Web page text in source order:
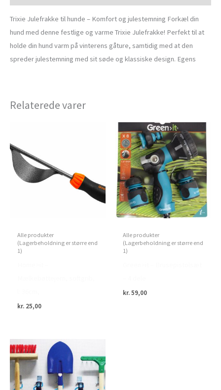
Trixie Julefrakke til hunde – Komfort og julestemning Forkæl din
hund med denne festlige og varme Trixie Julefrakke! Perfekt til at
holde din hund varm på vinterens gåture, samtidig med at den
spreder julestemning med sit søde og klassiske design. Egens
Relaterede varer
Alle produkter
(Lagerbeholdning er større end
1)
kr. 25,00
Alle produkter
(Lagerbeholdning er større end
1)
kr.59,00